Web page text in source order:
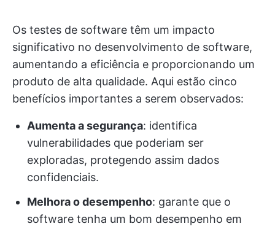
Os testes de software têm um impacto
significativo no desenvolvimento de software,
aumentando a eficiência e proporcionando um
produto de alta qualidade. Aqui estão cinco
benefícios importantes a serem observados:
Aumenta a segurança: identifica
vulnerabilidades que poderiam ser
exploradas, protegendo assim dados
confidenciais.
Melhora o desempenho: garante que o
software tenha um bom desempenho em